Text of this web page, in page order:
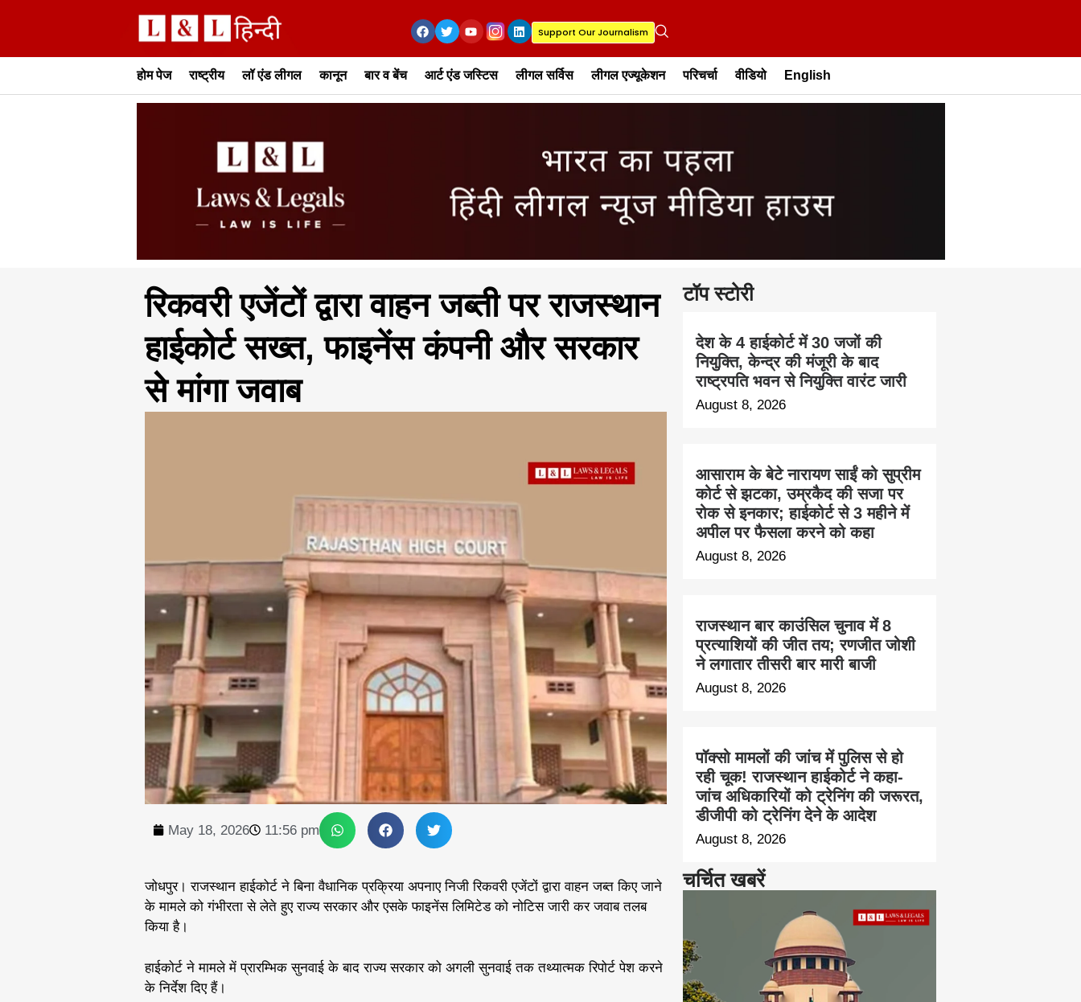
Support Our Journalism
होम पेज राष्ट्रीय लॉ एंड लीगल कानून बार व बेंच आर्ट एंड जस्टिस लीगल सर्विस लीगल एज्यूकेशन परिचर्चा वीडियो English
टॉप स्टोरी
देश के 4 हाईकोर्ट में 30 जजों की
नियुक्ति, केन्द्र की मंजूरी के बाद
राष्ट्रपति भवन से नियुक्ति वारंट जारी
August 8, 2026
आसाराम के बेटे नारायण साईं को सुप्रीम
कोर्ट से झटका, उम्रकैद की सजा पर
रोक से इनकार; हाईकोर्ट से 3 महीने में
अपील पर फैसला करने को कहा
August 8, 2026
राजस्थान बार काउंसिल चुनाव में 8
प्रत्याशियों की जीत तय; रणजीत जोशी
ने लगातार तीसरी बार मारी बाजी
August 8, 2026
पॉक्सो मामलों की जांच में पुलिस से हो
रही चूक! राजस्थान हाईकोर्ट ने कहा-
जांच अधिकारियों को ट्रेनिंग की जरूरत,
डीजीपी को ट्रेनिंग देने के आदेश
August 8, 2026
चर्चित खबरें
रिकवरी एजेंटों द्वारा वाहन जब्ती पर राजस्थान
हाईकोर्ट सख्त, फाइनेंस कंपनी और सरकार
से मांगा जवाब
May 18, 2026 11:56 pm
जोधपुर। राजस्थान हाईकोर्ट ने बिना वैधानिक प्रक्रिया अपनाए निजी रिकवरी एजेंटों द्वारा वाहन जब्त किए जाने
के मामले को गंभीरता से लेते हुए राज्य सरकार और एसके फाइनेंस लिमिटेड को नोटिस जारी कर जवाब तलब
किया है।
हाईकोर्ट ने मामले में प्रारम्भिक सुनवाई के बाद राज्य सरकार को अगली सुनवाई तक तथ्यात्मक रिपोर्ट पेश करने
के निर्देश दिए हैं।